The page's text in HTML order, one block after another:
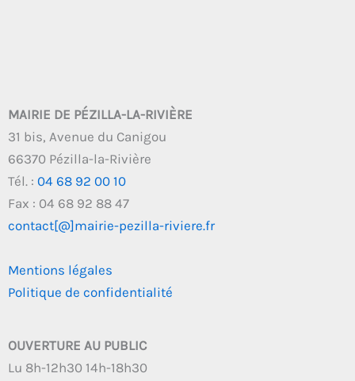
MAIRIE DE PÉZILLA-LA-RIVIÈRE
31 bis, Avenue du Canigou
66370 Pézilla-la-Rivière
Tél. : 04 68 92 00 10
Fax : 04 68 92 88 47
contact[@]mairie-pezilla-riviere.fr
Mentions légales
Politique de confidentialité
OUVERTURE AU PUBLIC
Lu 8h-12h30 14h-18h30